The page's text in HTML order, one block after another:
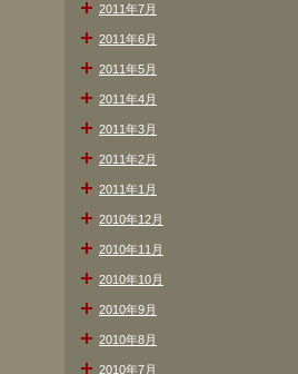
2011年7月
2011年6月
2011年5月
2011年4月
2011年3月
2011年2月
2011年1月
2010年12月
2010年11月
2010年10月
2010年9月
2010年8月
2010年7月